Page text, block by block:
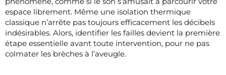
espace librement. Même une isolation thermique
classique n’arrête pas toujours efficacement les décibels
indésirables. Alors, identifier les failles devient la première
étape essentielle avant toute intervention, pour ne pas
colmater les brèches à l’aveugle.